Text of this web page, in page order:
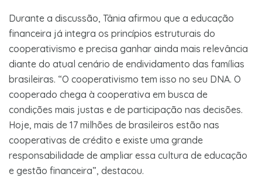
Durante a discussão, Tânia afirmou que a educação
financeira já integra os princípios estruturais do
cooperativismo e precisa ganhar ainda mais relevância
diante do atual cenário de endividamento das famílias
brasileiras. “O cooperativismo tem isso no seu DNA. O
cooperado chega à cooperativa em busca de
condições mais justas e de participação nas decisões.
Hoje, mais de 17 milhões de brasileiros estão nas
cooperativas de crédito e existe uma grande
responsabilidade de ampliar essa cultura de educação
e gestão financeira”, destacou.